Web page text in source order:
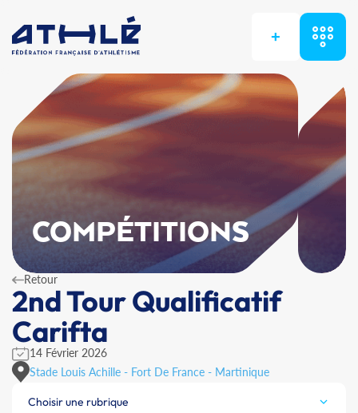
+
COMPÉTITIONS
Retour
2nd Tour Qualificatif
Carifta
14 Février 2026
Stade Louis Achille - Fort De France - Martinique
Choisir une rubrique